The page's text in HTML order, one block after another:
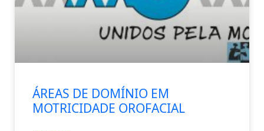
ÁREAS DE DOMÍNIO EM
MOTRICIDADE OROFACIAL